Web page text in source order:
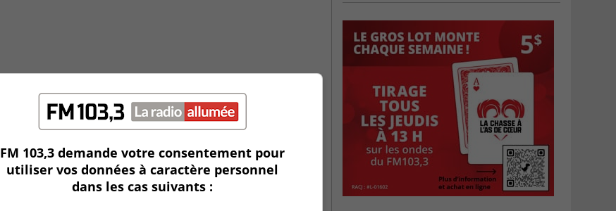
FM 103,3 demande votre consentement pour
utiliser vos données à caractère personnel
dans les cas suivants :